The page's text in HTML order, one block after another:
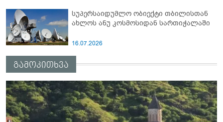
სუპერსაიდუმლო ობიექტი თბილისთან
ახლოს ანუ კოსმოსიდან სართიჭალაში
16.07.2026
გამოკითხვა